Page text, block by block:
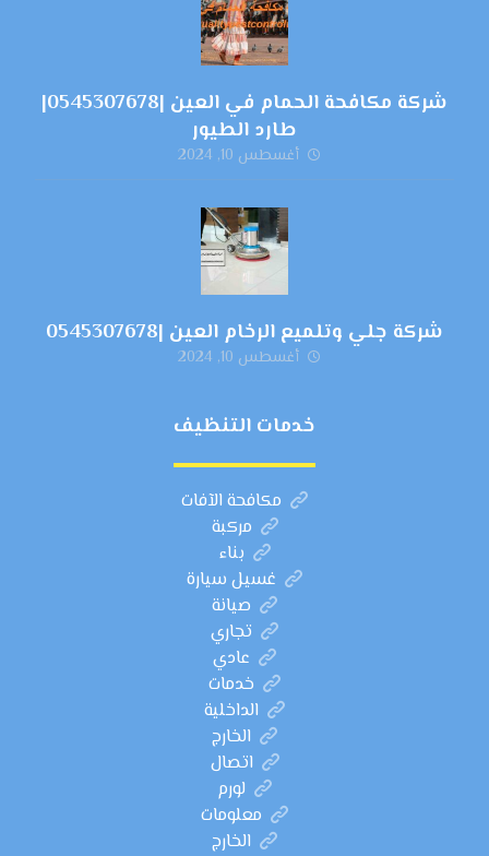
شركة مكافحة الحمام في العين |0545307678|
طارد الطيور
أغسطس 10, 2024
شركة جلي وتلميع الرخام العين |0545307678
أغسطس 10, 2024
خدمات التنظيف
مكافحة الآفات
مركبة
بناء
غسيل سيارة
صيانة
تجاري
عادي
خدمات
الداخلية
الخارج
اتصال
لورم
معلومات
الخارج